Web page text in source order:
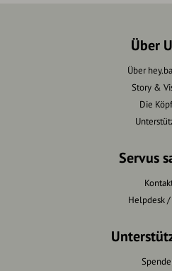
Über
Über
Story &
Die
Servus
Helpdesk /